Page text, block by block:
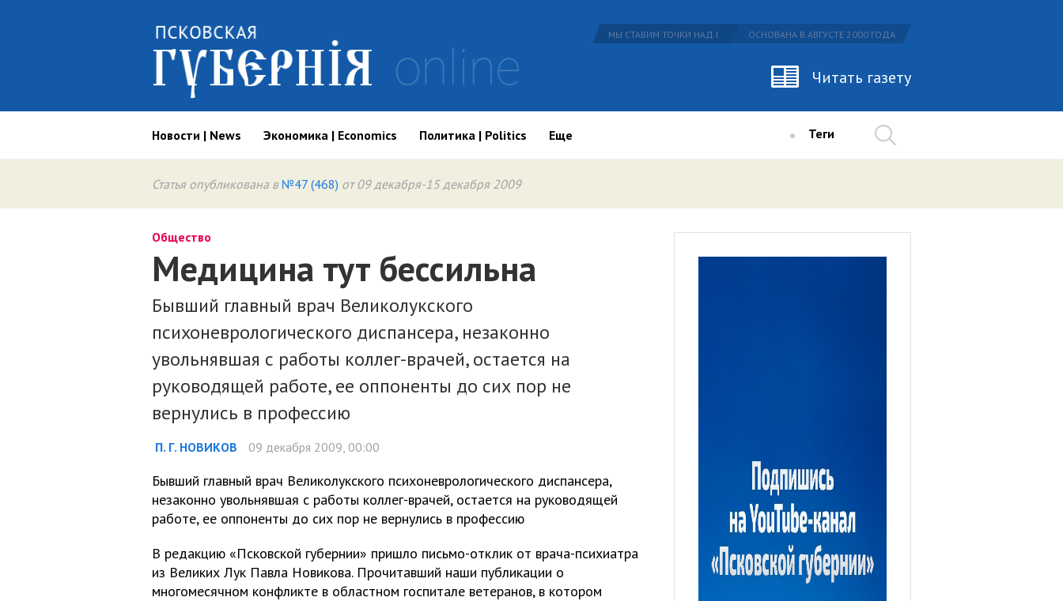
МЫ СТАВИМ ТОЧКИ НАД I ОСНОВАНА В АВГУСТЕ 2000 ГОДА
Читать газету
Новости | News Экономика | Economics Политика | Politics Еще Теги
Статья опубликована в №47 (468) от 09 декабря-15 декабря 2009
Общество
Медицина тут бессильна
Бывший главный врач Великолукского
психоневрологического диспансера, незаконно
увольнявшая с работы коллег-врачей, остается на
руководящей работе, ее оппоненты до сих пор не
вернулись в профессию
П. Г. НОВИКОВ 09 декабря 2009, 00:00
Бывший главный врач Великолукского психоневрологического диспансера,
незаконно увольнявшая с работы коллег-врачей, остается на руководящей
работе, ее оппоненты до сих пор не вернулись в профессию
В редакцию «Псковской губернии» пришло письмо-отклик от врача-психиатра
из Великих Лук Павла Новикова. Прочитавший наши публикации о
многомесячном конфликте в областном госпитале ветеранов, в котором